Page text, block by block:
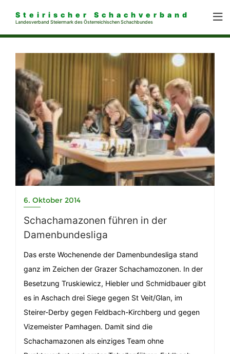
Steirischer Schachverband
Landesverband Steiermark des Österreichischen Schachbundes
6. Oktober 2014
Schachamazonen führen in der
Damenbundesliga
Das erste Wochenende der Damenbundesliga stand
ganz im Zeichen der Grazer Schachamozonen. In der
Besetzung Truskiewicz, Hiebler und Schmidbauer gibt
es in Aschach drei Siege gegen St Veit/Glan, im
Steirer-Derby gegen Feldbach-Kirchberg und gegen
Vizemeister Pamhagen. Damit sind die
Schachamazonen als einziges Team ohne